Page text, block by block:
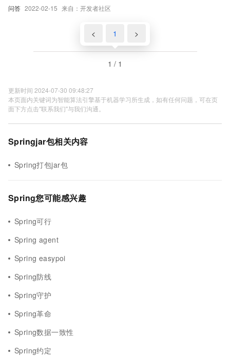
问答 2022-02-15 来自：开发者社区
部署到真实tomcat时 会出现如下：
< 1 >
1 / 1
更新时间 2024-07-30 09:48:27
本页面内关键词为智能算法引擎基于机器学习所生成，如有任何问题，可在页
面下方点击"联系我们"与我们沟通。
Springjar包相关内容
Spring打包jar包
Spring您可能感兴趣
Spring可行
Spring agent
Spring easypoi
Spring防线
Spring守护
Spring革命
Spring数据一致性
Spring约定